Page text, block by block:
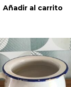
Añadir al carrito